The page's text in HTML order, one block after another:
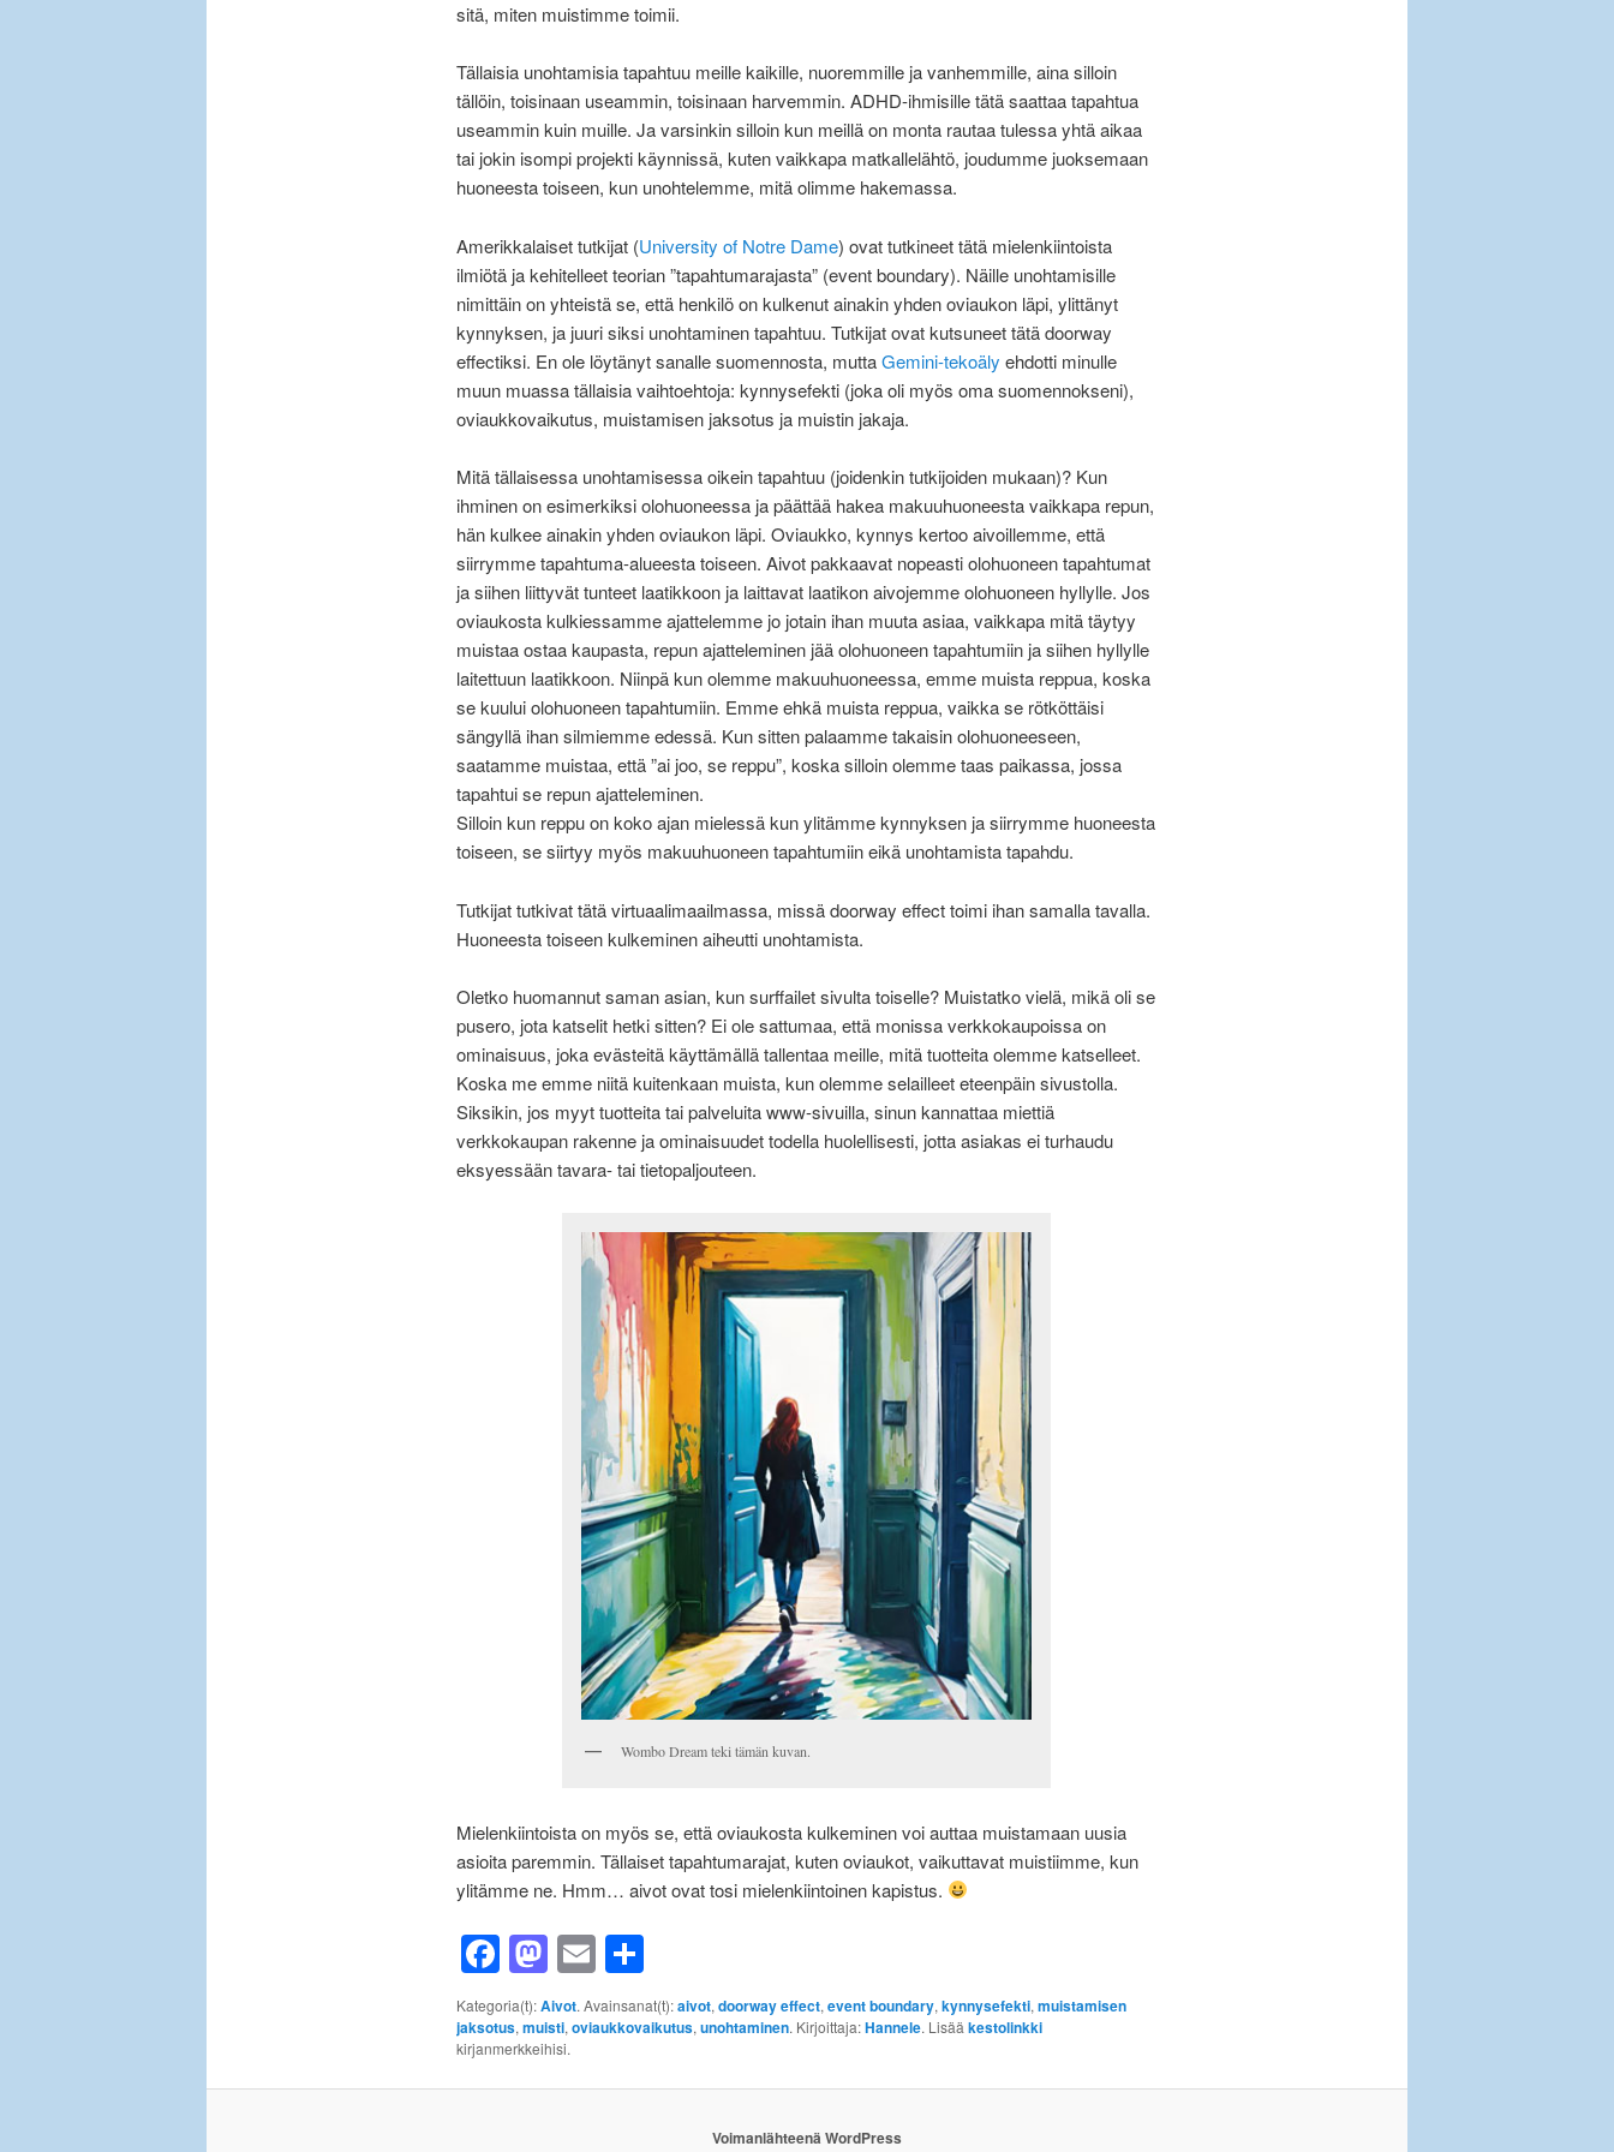
sitä, miten muistimme toimii.
Tällaisia unohtamisia tapahtuu meille kaikille, nuoremmille ja vanhemmille, aina silloin
tällöin, toisinaan useammin, toisinaan harvemmin. ADHD-ihmisille tätä saattaa tapahtua
useammin kuin muille. Ja varsinkin silloin kun meillä on monta rautaa tulessa yhtä aikaa
tai jokin isompi projekti käynnissä, kuten vaikkapa matkallelähtö, joudumme juoksemaan
huoneesta toiseen, kun unohtelemme, mitä olimme hakemassa.
Amerikkalaiset tutkijat (University of Notre Dame) ovat tutkineet tätä mielenkiintoista
ilmiötä ja kehitelleet teorian ”tapahtumarajasta” (event boundary). Näille unohtamisille
nimittäin on yhteistä se, että henkilö on kulkenut ainakin yhden oviaukon läpi, ylittänyt
kynnyksen, ja juuri siksi unohtaminen tapahtuu. Tutkijat ovat kutsuneet tätä doorway
effectiksi. En ole löytänyt sanalle suomennosta, muttaGemini-tekoäly ehdotti minulle
muun muassa tällaisia vaihtoehtoja: kynnysefekti (joka oli myös oma suomennokseni),
oviaukkovaikutus, muistamisen jaksotus ja muistin jakaja.
Mitä tällaisessa unohtamisessa oikein tapahtuu (joidenkin tutkijoiden mukaan)? Kun
ihminen on esimerkiksi olohuoneessa ja päättää hakea makuuhuoneesta vaikkapa repun,
hän kulkee ainakin yhden oviaukon läpi. Oviaukko, kynnys kertoo aivoillemme, että
siirrymme tapahtuma-alueesta toiseen. Aivot pakkaavat nopeasti olohuoneen tapahtumat
ja siihen liittyvät tunteet laatikkoon ja laittavat laatikon aivojemme olohuoneen hyllylle. Jos
oviaukosta kulkiessamme ajattelemme jo jotain ihan muuta asiaa, vaikkapa mitä täytyy
muistaa ostaa kaupasta, repun ajatteleminen jää olohuoneen tapahtumiin ja siihen hyllylle
laitettuun laatikkoon. Niinpä kun olemme makuuhuoneessa, emme muista reppua, koska
se kuului olohuoneen tapahtumiin. Emme ehkä muista reppua, vaikka se rötköttäisi
sängyllä ihan silmiemme edessä. Kun sitten palaamme takaisin olohuoneeseen,
saatamme muistaa, että ”ai joo, se reppu”, koska silloin olemme taas paikassa, jossa
tapahtui se repun ajatteleminen.
Silloin kun reppu on koko ajan mielessä kun ylitämme kynnyksen ja siirrymme huoneesta
toiseen, se siirtyy myös makuuhuoneen tapahtumiin eikä unohtamista tapahdu.
Tutkijat tutkivat tätä virtuaalimaailmassa, missä doorway effect toimi ihan samalla tavalla.
Huoneesta toiseen kulkeminen aiheutti unohtamista.
Oletko huomannut saman asian, kun surffailet sivulta toiselle? Muistatko vielä, mikä oli se
pusero, jota katselit hetki sitten? Ei ole sattumaa, että monissa verkkokaupoissa on
ominaisuus, joka evästeitä käyttämällä tallentaa meille, mitä tuotteita olemme katselleet.
Koska me emme niitä kuitenkaan muista, kun olemme selailleet eteenpäin sivustolla.
Siksikin, jos myyt tuotteita tai palveluita www-sivuilla, sinun kannattaa miettiä
verkkokaupan rakenne ja ominaisuudet todella huolellisesti, jotta asiakas ei turhaudu
eksyessään tavara- tai tietopaljouteen.
Wombo Dream teki tämän kuvan.
Mielenkiintoista on myös se, että oviaukosta kulkeminen voi auttaa muistamaan uusia
asioita paremmin. Tällaiset tapahtumarajat, kuten oviaukot, vaikuttavat muistiimme, kun
ylitämme ne. Hmm… aivot ovat tosi mielenkiintoinen kapistus.
Facebook
Mastodon
EmailShare
Kategoria(t):Aivot. Avainsanat(t):aivot, doorway effect, event boundary, kynnysefekti, muistamisen
jaksotus, muisti, oviaukkovaikutus, unohtaminen. Kirjoittaja:Hannele. Lisää kestolinkki
kirjanmerkkeihisi.
Voimanlähteenä WordPress